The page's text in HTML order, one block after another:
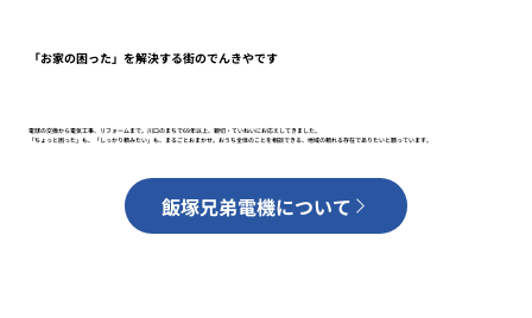
「お家の困った」を解決する街のでんきやです
電球の交換から電気工事、リフォームまで。川口のまちで69年以上、親切・ていねいにお応えしてきました。
「ちょっと困った」も、「しっかり頼みたい」も、まるごとおまかせ。おうち全体のことを相談できる、地域の頼れる存在でありたいと願っています。